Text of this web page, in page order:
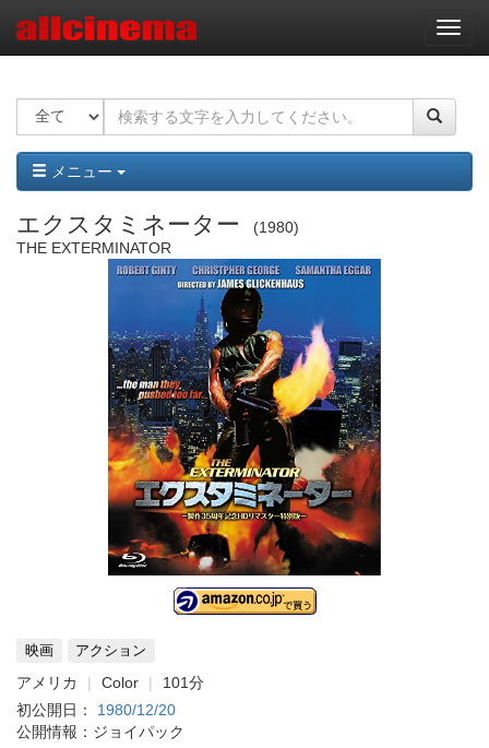
ナ
ビ
ー
ョ
ン
メニュー
エクスタミネーター
1980
THE EXTERMINATOR
映画 アクション
アメリカ Color
101分
初公開日： 1980/12/20
公開情報：ジョイパック